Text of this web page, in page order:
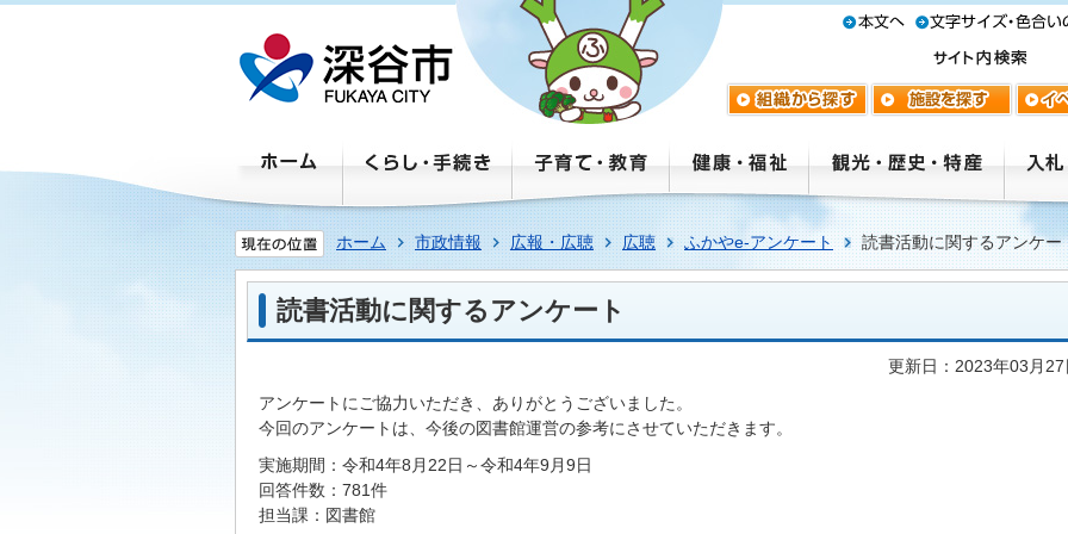
ホーム 市政情報 広報・広聴 広聴 ふかやe-アンケート 読書活動に関するアンケー
読書活動に関するアンケート
更新日：2023年03月27
アンケートにご協力いただき、ありがとうございました。
今回のアンケートは、今後の図書館運営の参考にさせていただきます。
実施期間：令和4年8月22日～令和4年9月9日
回答件数：781件
担当課：図書館